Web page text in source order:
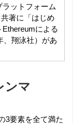
ットフォーム
著に「はじめ
による
、翔泳社）があ
ンマ
3要素を全て満た